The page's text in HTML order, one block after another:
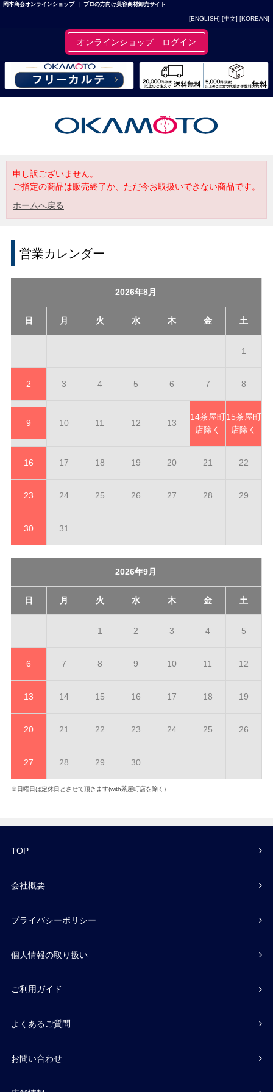
岡本商会オンラインショップ ｜ プロの方向け美容商材卸売サイト
[ENGLISH] [中文] [KOREAN]
オンラインショップ ログイン
申し訳ございません。
ご指定の商品は販売終了か、ただ今お取扱いできない商品です。
ホームへ戻る
営業カレンダー
2026年8月
日 月 火 水 木 金 土
1
2 3 4 5 6 7 8
9 10 11 12 13
14茶屋町
店除く
15茶屋町
店除く
16 17 18 19 20 21 22
23 24 25 26 27 28 29
30 31
2026年9月
日 月 火 水 木 金 土
1 2 3 4 5
6 7 8 9 10 11 12
13 14 15 16 17 18 19
20 21 22 23 24 25 26
27 28 29 30
※日曜日は定休日とさせて頂きます(with茶屋町店を除く)
TOP
会社概要
プライバシーポリシー
個人情報の取り扱い
ご利用ガイド
よくあるご質問
お問い合わせ